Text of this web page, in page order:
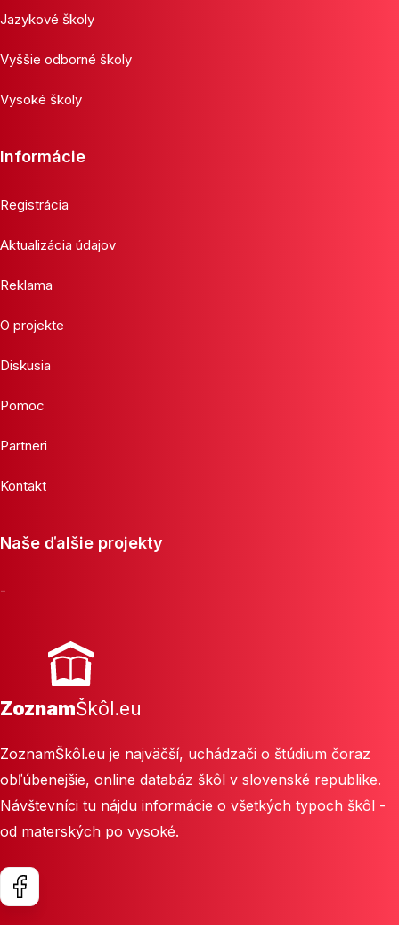
Jazykové školy
Vyššie odborné školy
Vysoké školy
Informácie
Registrácia
Aktualizácia údajov
Reklama
O projekte
Diskusia
Pomoc
Partneri
Kontakt
Naše ďalšie projekty
-
ZoznamŠkôl.eu
ZoznamŠkôl.eu je najväčší, uchádzači o štúdium čoraz
obľúbenejšie, online databáz škôl v slovenské republike.
Návštevníci tu nájdu informácie o všetkých typoch škôl -
od materských po vysoké.